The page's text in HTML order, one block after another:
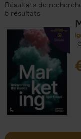
Résultats de
5 résultats